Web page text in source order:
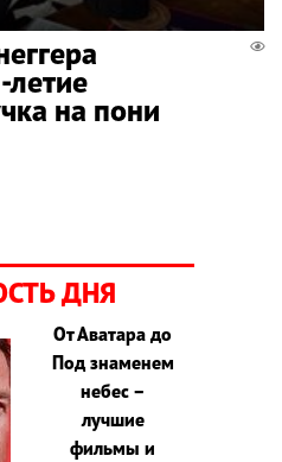
летие
на пони
ДНЯ
От Аватара до
Под знаменем
небес –
лучшие
фильмы и